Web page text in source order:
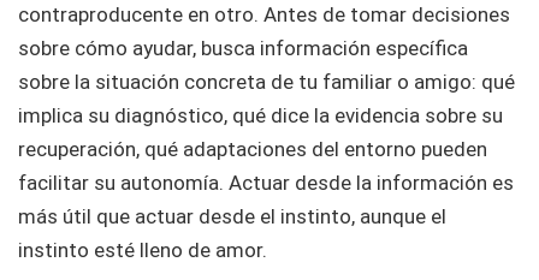
contraproducente en otro. Antes de tomar decisiones
sobre cómo ayudar, busca información específica
sobre la situación concreta de tu familiar o amigo: qué
implica su diagnóstico, qué dice la evidencia sobre su
recuperación, qué adaptaciones del entorno pueden
facilitar su autonomía. Actuar desde la información es
más útil que actuar desde el instinto, aunque el
instinto esté lleno de amor.